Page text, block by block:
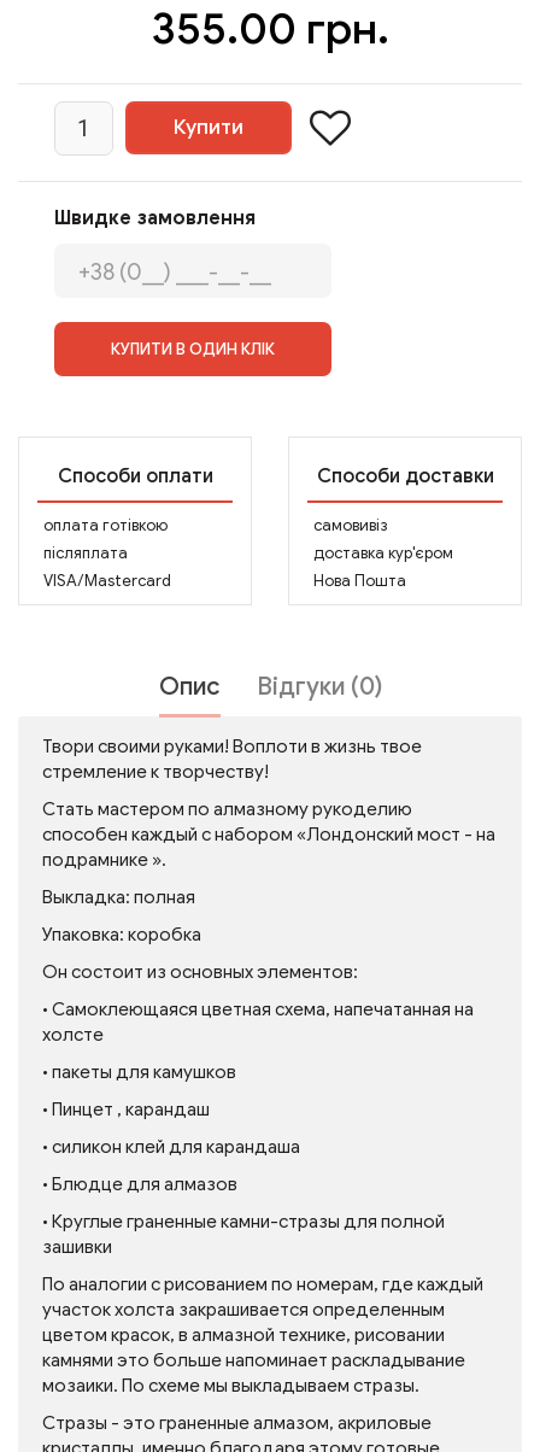
355.00 грн.
Швидке замовлення
КУПИТИ В ОДИН КЛІК
Способи оплати
оплата готівкою
післяплата
VISA/Mastercard
Способи доставки
самовивіз
доставка кур'єром
Нова Пошта
Опис Відгуки (0)
Твори своими руками! Воплоти в жизнь твое
стремление к творчеству!
Стать мастером по алмазному рукоделию
способен каждый с набором «Лондонский мост - на
подрамнике ».
Выкладка: полная
Упаковка: коробка
Он состоит из основных элементов:
• Самоклеющаяся цветная схема, напечатанная на
холсте
• пакеты для камушков
• Пинцет , карандаш
• силикон клей для карандаша
• Блюдце для алмазов
• Круглые граненные камни-стразы для полной
зашивки
По аналогии с рисованием по номерам, где каждый
участок холста закрашивается определенным
цветом красок, в алмазной технике, рисовании
камнями это больше напоминает раскладывание
мозаики. По схеме мы выкладываем стразы.
Стразы - это граненные алмазом, акриловые